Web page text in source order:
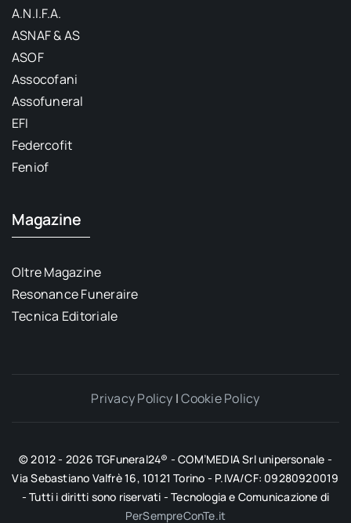
A.N.I.F.A.
ASNAF & AS
ASOF
Assocofani
Assofuneral
EFI
Federcofit
Feniof
Magazine
Oltre Magazine
Resonance Funeraire
Tecnica Editoriale
Privacy Policy |Cookie Policy
© 2012 - 2026 TGFuneral24® - COM’MEDIA Srl unipersonale -
Via Sebastiano Valfrè 16, 10121 Torino - P.IVA/CF: 09280920019
- Tutti i diritti sono riservati - Tecnologia e Comunicazione di
PerSempreConTe.it